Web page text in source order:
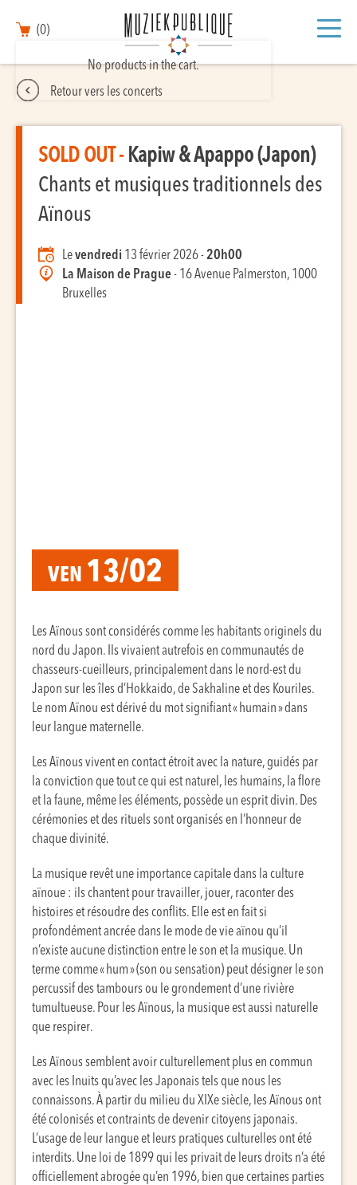
(0)
No products in the cart.
Retour vers les concerts
SOLD OUT - Kapiw & Apappo (Japon)
Chants et musiques traditionnels des
Aïnous
Levendredi 13 février 2026 -20h00
La Maison de Prague- 16 Avenue Palmerston, 1000
Bruxelles
VEN 13/02
Les Aïnous sont considérés comme les habitants originels du
nord du Japon. Ils vivaient autrefois en communautés de
chasseurs-cueilleurs, principalement dans le nord-est du
Japon sur les îles d’Hokkaido, de Sakhaline et des Kouriles.
Le nom Aïnou est dérivé du mot signifiant « humain » dans
leur langue maternelle.
Les Aïnous vivent en contact étroit avec la nature, guidés par
la conviction que tout ce qui est naturel, les humains, la flore
et la faune, même les éléments, possède un esprit divin. Des
cérémonies et des rituels sont organisés en l’honneur de
chaque divinité.
La musique revêt une importance capitale dans la culture
aïnoue : ils chantent pour travailler, jouer, raconter des
histoires et résoudre des conflits. Elle est en fait si
profondément ancrée dans le mode de vie aïnou qu’il
n’existe aucune distinction entre le son et la musique. Un
terme comme « hum » (son ou sensation) peut désigner le son
percussif des tambours ou le grondement d’une rivière
tumultueuse. Pour les Aïnous, la musique est aussi naturelle
que respirer.
Les Aïnous semblent avoir culturellement plus en commun
avec les Inuits qu’avec les Japonais tels que nous les
connaissons. À partir du milieu du XIXe siècle, les Aïnous ont
été colonisés et contraints de devenir citoyens japonais.
L’usage de leur langue et leurs pratiques culturelles ont été
interdits. Une loi de 1899 qui les privait de leurs droits n’a été
officiellement abrogée qu’en 1996, bien que certaines parties